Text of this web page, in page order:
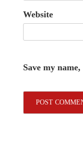
Website
Save my